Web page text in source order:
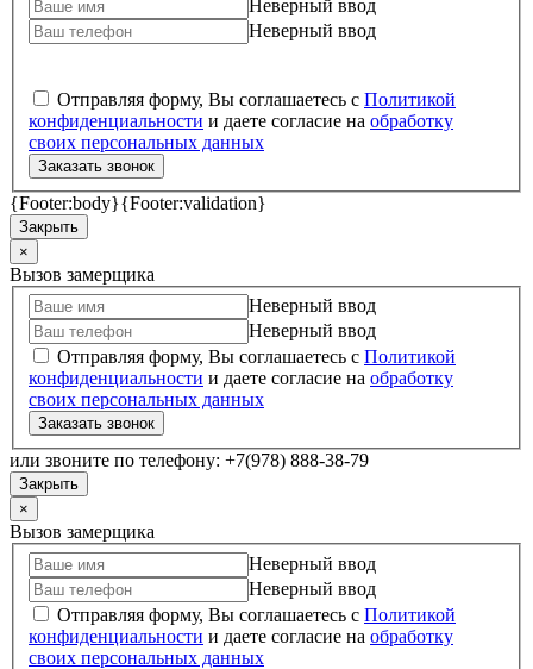
Неверный ввод
Неверный ввод
Отправляя форму, Вы соглашаетесь с Политикой
конфиденциальности и даете согласие на обработку
своих персональных данных
Заказать звонок
{Footer:body}{Footer:validation}
Закрыть
×
Вызов замерщика
Неверный ввод
Неверный ввод
Отправляя форму, Вы соглашаетесь с Политикой
конфиденциальности и даете согласие на обработку
своих персональных данных
Заказать звонок
или звоните по телефону: +7(978) 888-38-79
Закрыть
×
Вызов замерщика
Неверный ввод
Неверный ввод
Отправляя форму, Вы соглашаетесь с Политикой
конфиденциальности и даете согласие на обработку
своих персональных данных